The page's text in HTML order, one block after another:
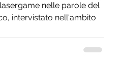
nelle parole del
intervistato nell'ambito